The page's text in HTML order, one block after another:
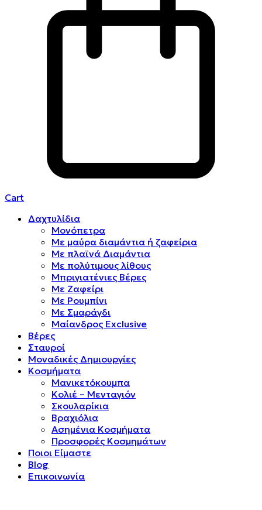
Cart
Δαχτυλίδια
Μονόπετρα
Mε μαύρα διαμάντια ή ζαφείρια
Mε πλαϊνά Διαμάντια
Mε πολύτιμους λίθους
Μπριγιατένιες Βέρες
Με Ζαφείρι
Με Ρουμπίνι
Με Σμαράγδι
Μαίανδρος Exclusive
Βέρες
Σταυροί
Μοναδικές Δημιουργίες
Κοσμήματα
Μανικετόκουμπα
Κολιέ – Μενταγιόν
Σκουλαρίκια
Βραχιόλια
Ασημένια Κοσμήματα
Προσφορές Κοσμημάτων
Ποιοι Είμαστε
Blog
Επικοινωνία